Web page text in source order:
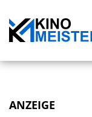
ANZEIGE